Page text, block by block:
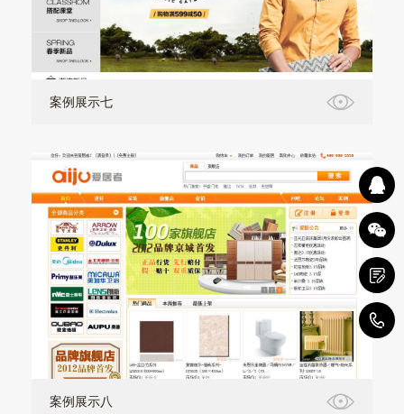
案例展示七
案例展示八